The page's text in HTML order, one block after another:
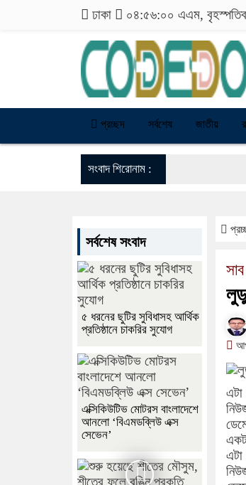
ঢাকা ০৪:৫৬:০০ এএম,
প্রচ্ছদ সর্বশেষ জাতীয়
সংবাদ শিরোনাম :
সর্বশেষ সংবাদ
৫ ধরনের ছুটির সুবিধাসহ আর্থিক
প্রতিষ্ঠানে চাকরির সুযোগ
এক্সিকিউটিভ মোটরস বাংলাদেশে
আনলো ‘বিএমডব্লিউ এক্স
সেভেন’